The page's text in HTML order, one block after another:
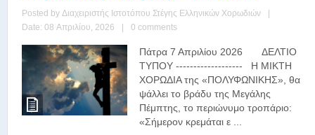
Posted by Διαχειριστής Ιστοτόπου Στέγης Ελληνικών Χορωδιών
|
Date: 08 Απριλίου, 2026
| 0 comments
Πάτρα 7 Απριλίου 2026 ΔΕΛΤΙΟ
ΤΥΠΟΥ ------------------- Η ΜΙΚΤΗ
ΧΟΡΩΔΙΑ της «ΠΟΛΥΦΩΝΙΚΗΣ», θα
ψάλλει το βράδυ της Μεγάλης
Πέμπτης, το περιώνυμο τροπάριο:
«Σήμερον κρεμάται ε ...